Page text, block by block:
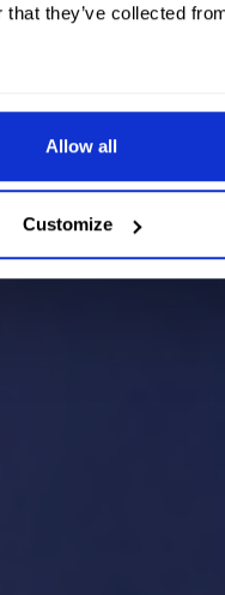
that they’ve collected
Allow all
Customize